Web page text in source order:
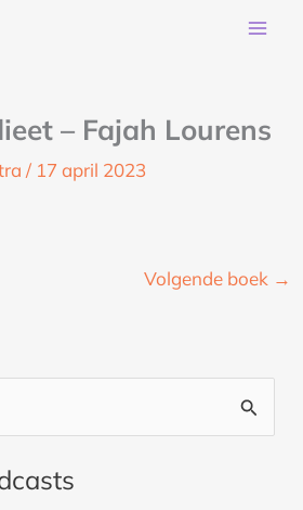
– Fajah Lourens
/ 17 april 2023
Volgende boek →